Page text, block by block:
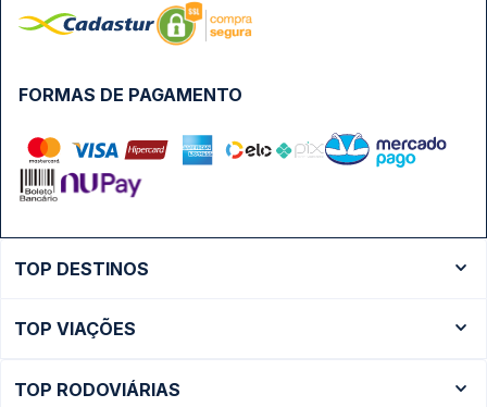
FORMAS DE PAGAMENTO
TOP DESTINOS
Ônibus São Paulo
TOP VIAÇÕES
TOP RODOVIÁRIAS